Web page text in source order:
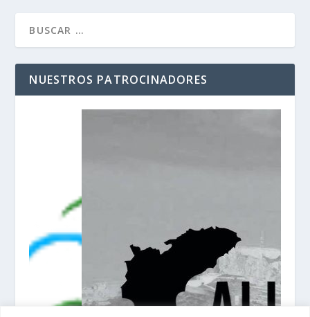
NUESTROS PATROCINADORES